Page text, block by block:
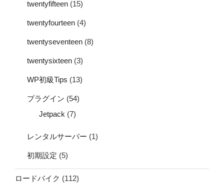
twentyfifteen (15)
twentyfourteen (4)
twentyseventeen (8)
twentysixteen (3)
WP初級Tips (13)
プラグイン (54)
Jetpack (7)
レンタルサーバー (1)
初期設定 (5)
ロードバイク (112)